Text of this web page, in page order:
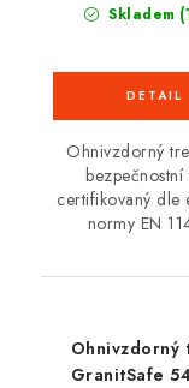
Skladem
Ohnivzdorný
certifikovaný dle
normy EN
Ohnivzdorný
GranitSafe